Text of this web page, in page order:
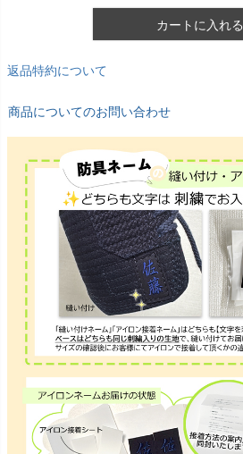
カートに入れる
返品特約について
商品についてのお問い合わせ